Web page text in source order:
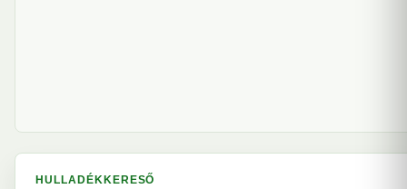
HULLADÉKKERESŐ